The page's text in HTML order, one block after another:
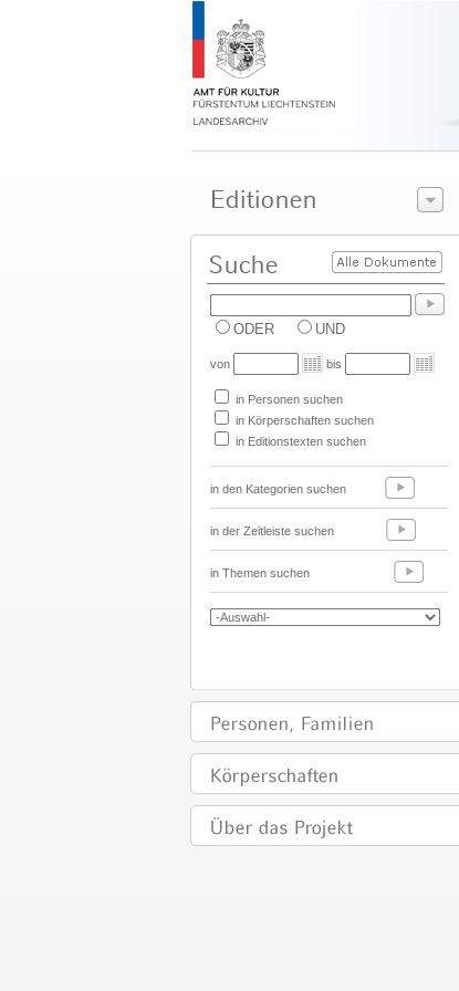
ODER UND
von bis
in Personen suchen
in Körperschaften suchen
in Editionstexten suchen
in den Kategorien suchen
in der Zeitleiste suchen
in Themen suchen